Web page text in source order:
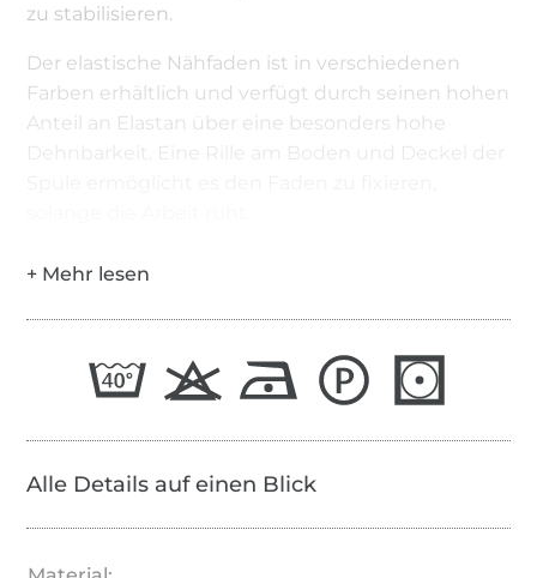
zu stabilisieren.
Der elastische Nähfaden ist in verschiedenen
Farben erhältlich und verfügt durch seinen hohen
Anteil an Elastan über eine besonders hohe
Alle Details auf einen Blick